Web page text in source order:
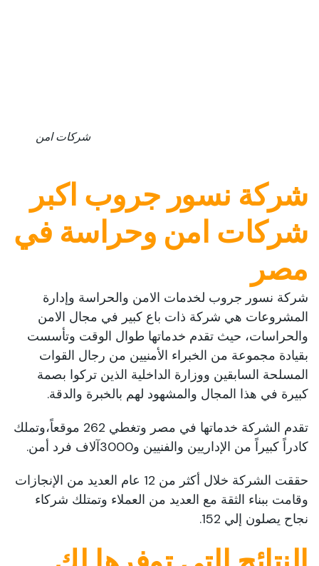
شركات امن
شركة نسور جروب اكبر
شركات امن وحراسة في
مصر
شركة نسور جروب لخدمات الامن والحراسة وإدارة
المشروعات هي شركة ذات باع كبير في مجال الامن
والحراسات، حيث تقدم خدماتها طوال الوقت وتأسست
بقيادة مجموعة من الخبراء الأمنيين من رجال القوات
المسلحة السابقين ووزارة الداخلية الذين تركوا بصمة
كبيرة في هذا المجال والمشهود لهم بالخبرة والدقة.
تقدم الشركة خدماتها في مصر وتغطي 262 موقعاً،وتملك
كادراً كبيراً من الإداريين والفنيين و3000آلاف فرد أمن.
حققت الشركة خلال أكثر من 12 عام العديد من الإنجازات
وقامت ببناء الثقة مع العديد من العملاء وتمتلك شركاء
نجاح يصلون إلي 152.